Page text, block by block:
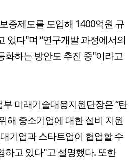
증제도를 도입해 1400억원 규
있다"며 “연구개발 과정에서의
화하는 방안도 추진 중"이라고
미래기술대응지원단장은 “탄
해 중소기업에 대한 설비 지원
기업과 스타트업이 협업할 수
하고 있다"고 설명했다. 또한